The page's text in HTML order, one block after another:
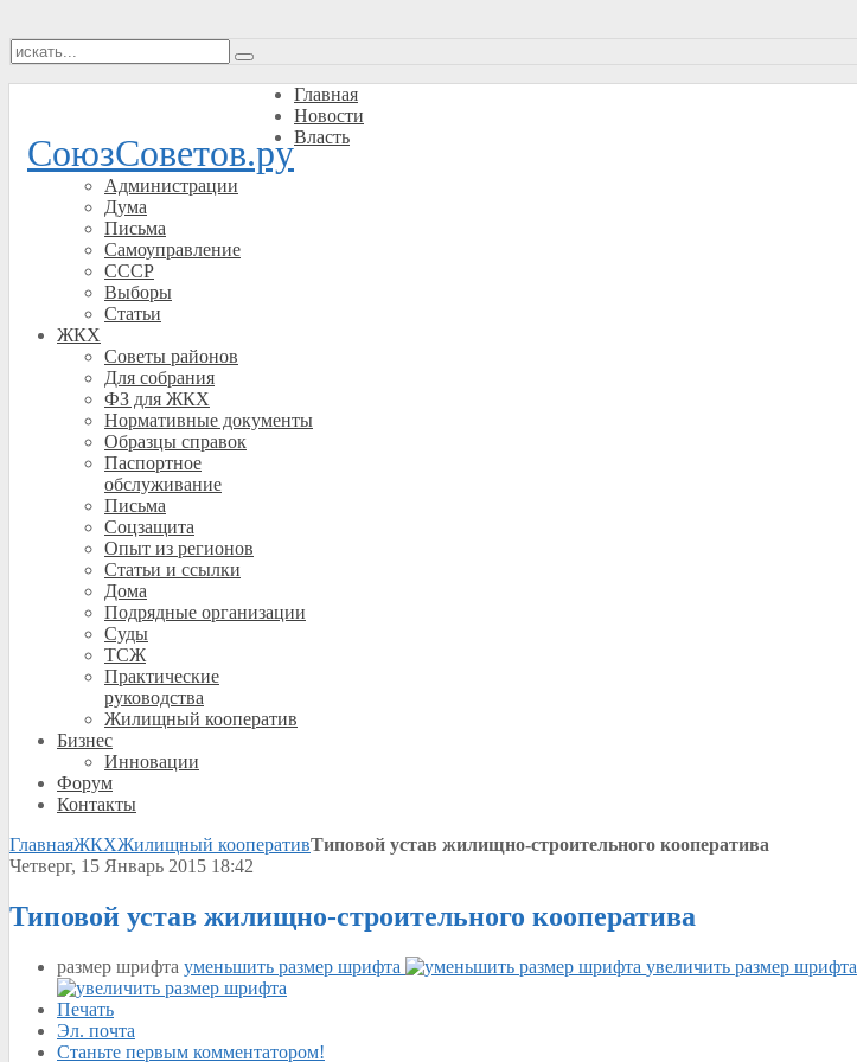
СоюзСоветов.ру
Главная
Новости
Власть
Администрации
Дума
Письма
Самоуправление
СССР
Выборы
Статьи
ЖКХ
Советы районов
Для собрания
ФЗ для ЖКХ
Нормативные документы
Образцы справок
Паспортное
обслуживание
Письма
Соцзащита
Опыт из регионов
Статьи и ссылки
Дома
Подрядные организации
Суды
ТСЖ
Практические
руководства
Жилищный кооператив
Бизнес
Инновации
Форум
Контакты
ГлавнаяЖКХЖилищный кооперативТиповой устав жилищно-строительного кооператива
Четверг, 15 Январь 2015 18:42
Типовой устав жилищно-строительного кооператива
размер шрифта уменьшить размер шрифта увеличить размер шрифта
Печать
Эл. почта
Станьте первым комментатором!